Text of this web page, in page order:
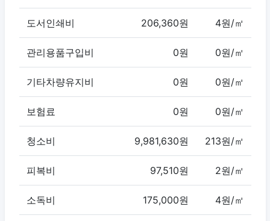
도서인쇄비 206,360원 4원/㎡
관리용품구입비 0원 0원/㎡
기타차량유지비 0원 0원/㎡
보험료 0원 0원/㎡
청소비 9,981,630원 213원/㎡
피복비 97,510원 2원/㎡
소독비 175,000원 4원/㎡